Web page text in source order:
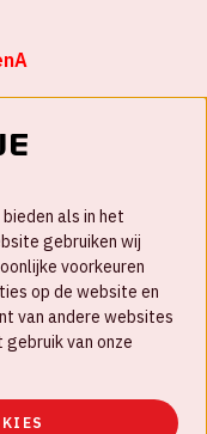
als in het
gebruiken wij
voorkeuren
op de website en
van andere websites
van onze